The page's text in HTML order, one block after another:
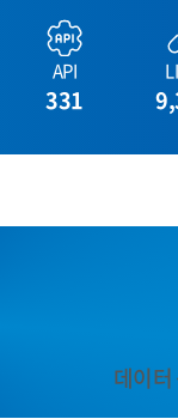
API
331
데이터